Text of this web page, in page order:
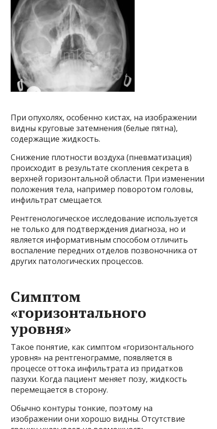
При опухолях, особенно кистах, на изображении
видны круговые затемнения (белые пятна),
содержащие жидкость.
Снижение плотности воздуха (пневматизация)
происходит в результате скопления секрета в
верхней горизонтальной области. При изменении
положения тела, например поворотом головы,
инфильтрат смещается.
Рентгенологическое исследование используется
не только для подтверждения диагноза, но и
является информативным способом отличить
воспаление передних отделов позвоночника от
других патологических процессов.
Симптом
«горизонтального
уровня»
Такое понятие, как симптом «горизонтального
уровня» на рентгенограмме, появляется в
процессе оттока инфильтрата из придатков
пазухи. Когда пациент меняет позу, жидкость
перемещается в сторону.
Обычно контуры тонкие, поэтому на
изображении они хорошо видны. Отсутствие